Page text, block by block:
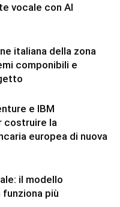
vocale con AI
italiana della zona
componibili e
e IBM
costruire la
europea di nuova
il modello
più